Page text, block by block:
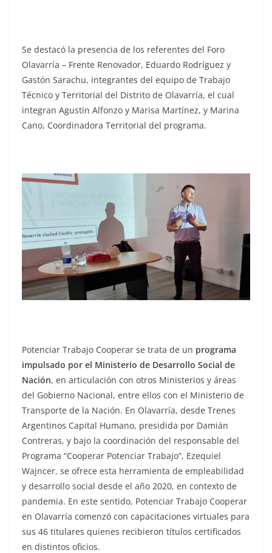
Se destacó la presencia de los referentes del Foro
Olavarría – Frente Renovador, Eduardo Rodríguez y
Gastón Sarachu, integrantes del equipo de Trabajo
Técnico y Territorial del Distrito de Olavarría, el cual
integran Agustín Alfonzo y Marisa Martínez, y Marina
Cano, Coordinadora Territorial del programa.
Potenciar Trabajo Cooperar se trata de un programa
impulsado por el Ministerio de Desarrollo Social de
Nación, en articulación con otros Ministerios y áreas
del Gobierno Nacional, entre ellos con el Ministerio de
Transporte de la Nación. En Olavarría, desde Trenes
Argentinos Capital Humano, presidida por Damián
Contreras, y bajo la coordinación del responsable del
Programa “Cooperar Potenciar Trabajo”, Ezequiel
Wajncer, se ofrece esta herramienta de empleabilidad
y desarrollo social desde el año 2020, en contexto de
pandemia. En este sentido, Potenciar Trabajo Cooperar
en Olavarría comenzó con capacitaciones virtuales para
sus 46 titulares quienes recibieron títulos certificados
en distintos oficios.